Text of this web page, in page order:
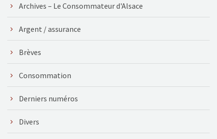
Archives – Le Consommateur d'Alsace
Argent / assurance
Brèves
Consommation
Derniers numéros
Divers